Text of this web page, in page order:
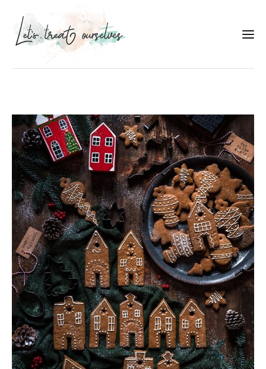
Portfolio
Services
Food photography tips
Επικοινωνία
Συνεργασίες
Moments of Mine
FAQ